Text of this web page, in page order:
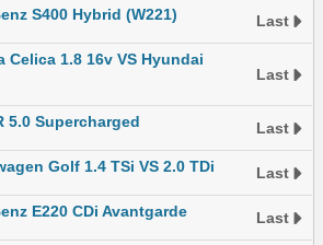
S400 Hybrid (W221) Last
Celica 1.8 16v VS Hyundai
Last
5.0 Supercharged Last
Golf 1.4 TSi VS 2.0 TDi Last
E220 CDi Avantgarde Last